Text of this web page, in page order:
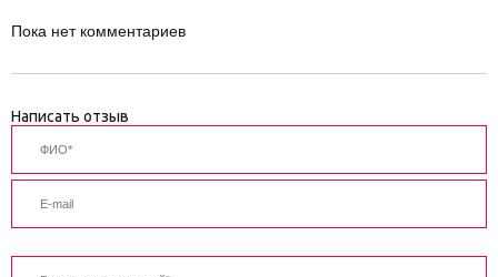
Пока нет комментариев
Написать отзыв